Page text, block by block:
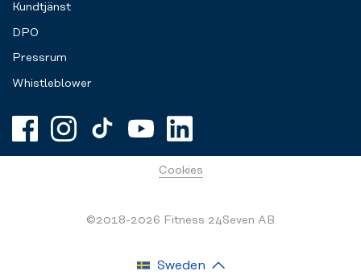
Kundtjänst
DPO
Pressrum
Whistleblower
Cookies
©2018-2026 Fitness 24Seven AB
Sweden